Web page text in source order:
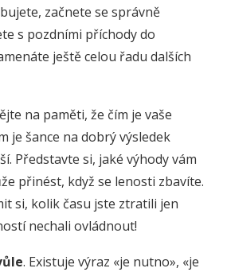
začnete se správně
s pozdními příchody do
ještě celou řadu dalších
na paměti, že čím je vaše
je šance na dobrý výsledek
Představte si, jaké výhody vám
přinést, když se lenosti zbavíte.
si, kolik času jste ztratili jen
nechali ovládnout!
. Existuje výraz «je nutno», «je